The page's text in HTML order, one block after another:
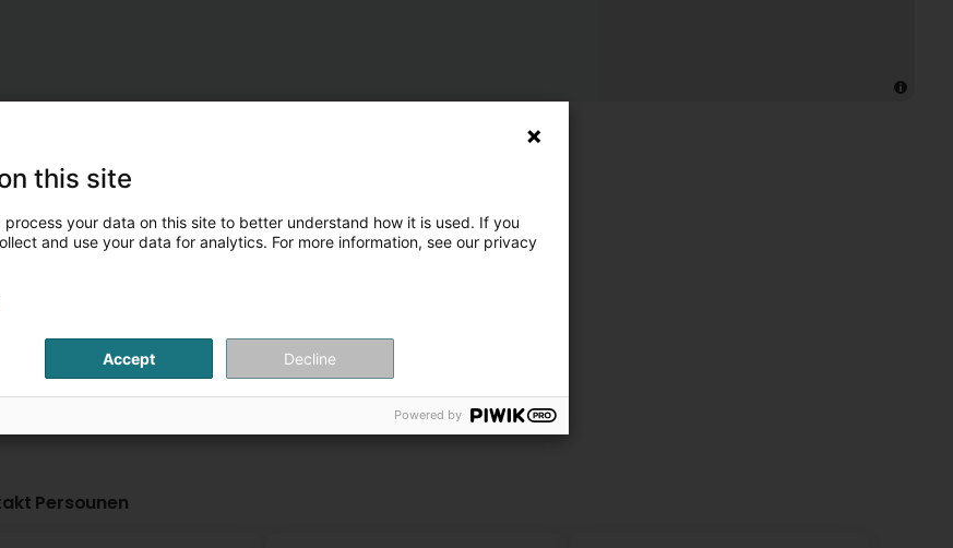
Persounen
this site
process your data on this site to better understand how it is used. If you
and use your data for analytics. For more information, see our privacy
Accept Decline
Powered by